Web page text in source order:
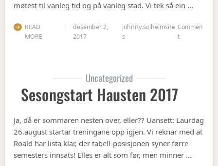
møtest til vanleg tid og på vanleg stad. Vi tek så ein …
READ
MORE
desember 2,
2017
johnny.solheimsne
s
Commen
ton Julebord
Uncategorized
Sesongstart Hausten 2017
Ja, då er sommaren nesten over, eller?? Uansett: Laurdag
26.august startar treningane opp igjen. Vi reknar med at
Roald har lista klar, der tabell-posisjonen syner førre
semesters innsats! Elles er alt som før, men minner …